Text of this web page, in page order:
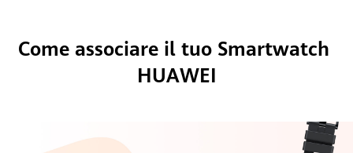
Come associare il tuo Smartwatch
HUAWEI